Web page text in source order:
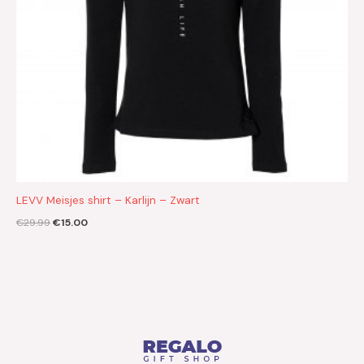
LEVV Meisjes shirt – Karlijn – Zwart
€29.99€15.00